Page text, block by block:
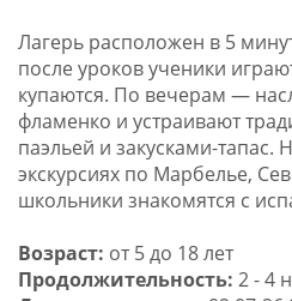
Лагерь расположен в 5
после уроков ученики
купаются. По вечерам —
фламенко и устраивают
паэльей и закусками-тапас.
экскурсиях по Марбелье,
школьники знакомятся с
Возраст: от 5 до 18 лет
Продолжительность: 2 - 4